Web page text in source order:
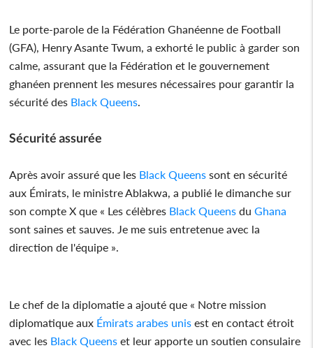
Le porte-parole de la Fédération Ghanéenne de Football
(GFA), Henry Asante Twum, a exhorté le public à garder son
calme, assurant que la Fédération et le gouvernement
ghanéen prennent les mesures nécessaires pour garantir la
sécurité des Black Queens
Sécurité assurée
Après avoir assuré que les Black Queens sont en sécurité
aux Émirats, le ministre Ablakwa, a publié le dimanche sur
son compte X que « Les célèbres Black Queens duGhana
sont saines et sauves. Je me suis entretenue avec la
direction de l'équipe ».
Le chef de la diplomatie a ajouté que « Notre mission
diplomatique aux Émirats arabes unis est en contact étroit
avec les Black Queens et leur apporte un soutien consulaire